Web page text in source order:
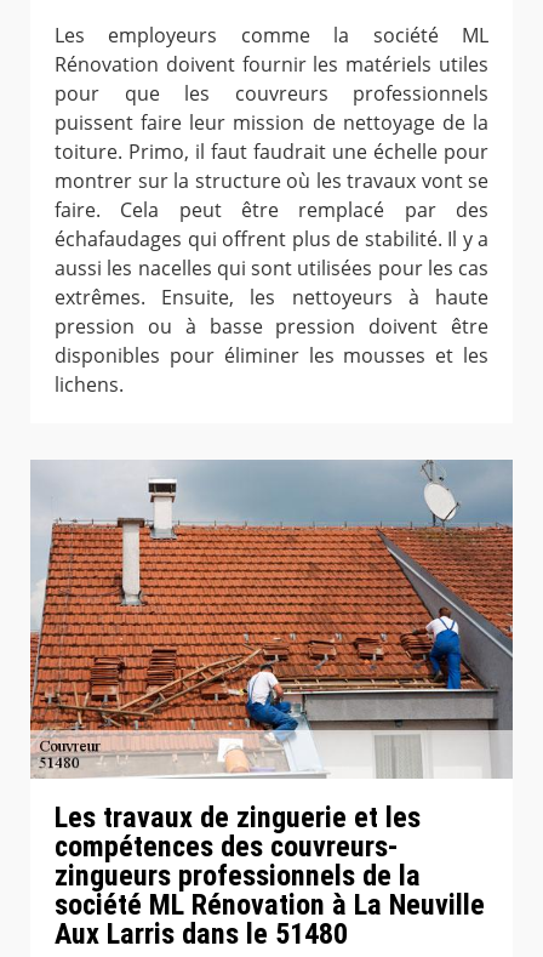
Les employeurs comme la société ML
Rénovation doivent fournir les matériels utiles
pour que les couvreurs professionnels
puissent faire leur mission de nettoyage de la
toiture. Primo, il faut faudrait une échelle pour
montrer sur la structure où les travaux vont se
faire. Cela peut être remplacé par des
échafaudages qui offrent plus de stabilité. Il y a
aussi les nacelles qui sont utilisées pour les cas
extrêmes. Ensuite, les nettoyeurs à haute
pression ou à basse pression doivent être
disponibles pour éliminer les mousses et les
lichens.
Les travaux de zinguerie et les
compétences des couvreurs-
zingueurs professionnels de la
société ML Rénovation à La Neuville
Aux Larris dans le 51480